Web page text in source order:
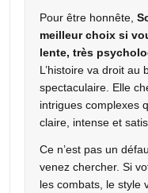
Pour être honnête,
meilleur choix si
lente, très
L’histoire va droit au
spectaculaire. Elle
intrigues complexes
claire, intense et
Ce n’est pas un
venez chercher. Si
les combats, le style